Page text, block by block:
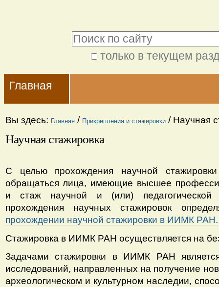
содержимому.
Перейти
навигации
только в текущем
поиск
Navigation
Главная
Вы здесь: Главная / Прикрепления и стажировки / Научная
Научная стажировка
С целью прохождения научной
обращаться лица, имеющие высшее
и стаж научной и (или) педагогической
прохождения научных стажировок
прохождении научной стажировки в ИИМК РАН.
Стажировка в ИИМК РАН осуществляется на
Задачами стажировки в ИИМК РАН
исследований, направленных на получение
археологическом и культурном наследии,